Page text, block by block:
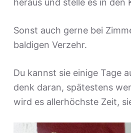
heraus und stelle es in den
Sonst auch gerne bei
baldigen Verzehr.
Du kannst sie einige Tage
denk daran, spätestens
wird es allerhöchste Zeit,